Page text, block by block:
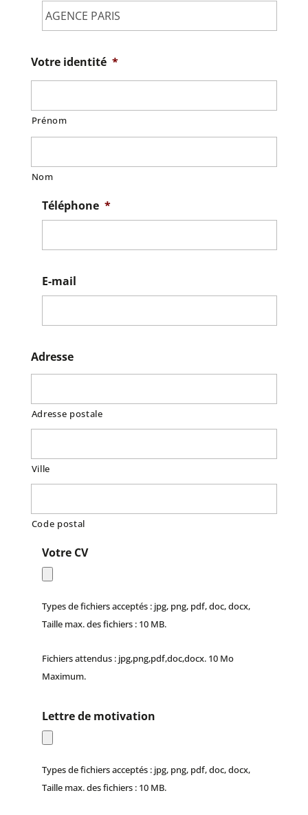
Votre identité *
Prénom
Nom
Téléphone *
E-mail
Adresse
Adresse postale
Ville
Code postal
Votre CV
Types de fichiers acceptés : jpg, png, pdf, doc, docx,
Taille max. des fichiers : 10 MB.
Fichiers attendus : jpg,png,pdf,doc,docx. 10 Mo
Maximum.
Lettre de motivation
Types de fichiers acceptés : jpg, png, pdf, doc, docx,
Taille max. des fichiers : 10 MB.